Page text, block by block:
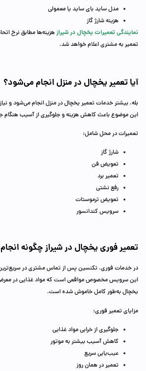
مدل ساید بای ساید یا معمولی
هزینه شارژ گاز
نمایندگی تعمیرات یخچال در شیرازهزینه‌ها مطابق نرخ
تعمیر به مشتری اعلام خواهد شد.
آیا تعمیر یخچال در منزل انجام می‌شود؟
بله، بیشتر خدمات تعمیر یخچال در منزل انجام می‌شود و
این موضوع باعث کاهش هزینه و جلوگیری از آسیب هنگام
تعمیرات در محل شامل:
شارژ گاز
تعویض فن
تعمیر برد
رفع نشتی
تعویض ترموستات
سرویس کندانسور
تعمیر فوری یخچال در شیراز چگونه
در خدمات فوری، تکنسین پس از تماس مشتری در
این سرویس مخصوص مواقعی است که مواد غذایی در
یخچال به‌طور کامل خاموش شده است.
مزایای تعمیر فوری:
جلوگیری از خرابی مواد غذایی
کاهش آسیب بیشتر به موتور
عیب‌یابی سریع
تعمیر در همان روز